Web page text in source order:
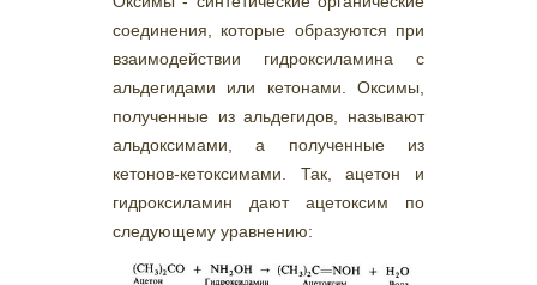
соединения, которые образуются при
взаимодействии гидроксиламина с
альдегидами или кетонами. Оксимы,
полученные из альдегидов, называют
альдоксимами, а полученные из
кетонов-кетоксимами. Так, ацетон и
гидроксиламин дают ацетоксим по
следующему уравнению: